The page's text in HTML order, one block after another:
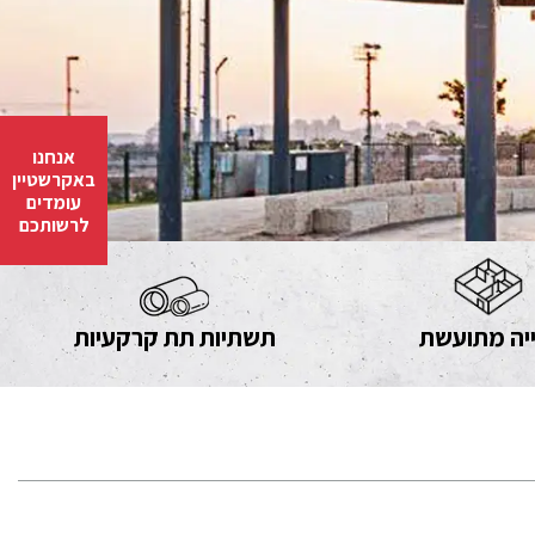
מתועשת תשתיות תת קרקעיות
אנחנו
באקרשטיין
עומדים
לרשותכם